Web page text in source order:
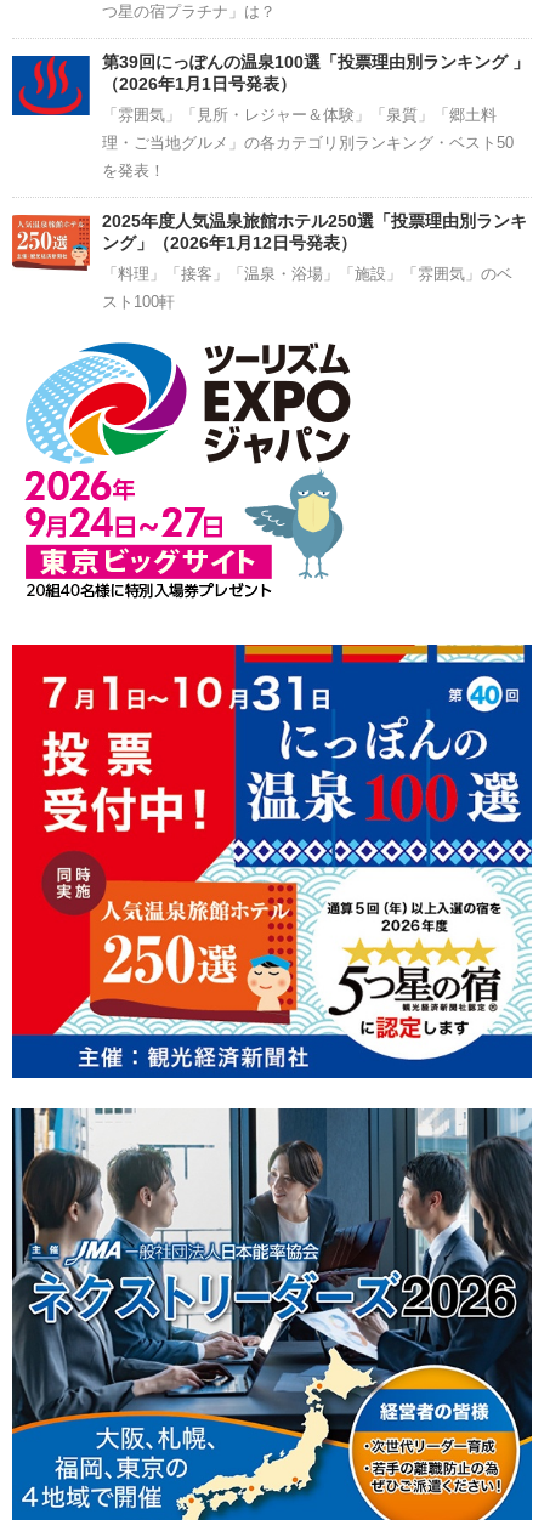
つ星の宿プラチナ」は？
第39回にっぽんの温泉100選「投票理由別ランキング 」
（2026年1月1日号発表）
「雰囲気」「見所・レジャー＆体験」「泉質」「郷土料
理・ご当地グルメ」の各カテゴリ別ランキング・ベスト50
を発表！
2025年度人気温泉旅館ホテル250選「投票理由別ランキ
ング」（2026年1月12日号発表）
「料理」「接客」「温泉・浴場」「施設」「雰囲気」のベ
スト100軒